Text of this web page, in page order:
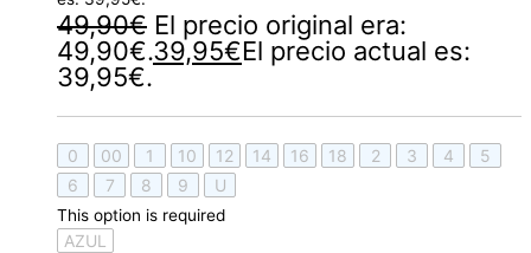
49,90€ El precio original era:
49,90€.39,95€El precio actual es:
39,95€.
0 00 1 10 12 14 16 18 2 3 4
5
6
7 8 9 U
This option is required
AZUL